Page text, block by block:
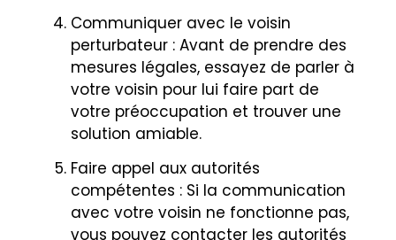
Communiquer avec le voisin
perturbateur : Avant de prendre des
mesures légales, essayez de parler à
votre voisin pour lui faire part de
votre préoccupation et trouver une
solution amiable.
Faire appel aux autorités
compétentes : Si la communication
avec votre voisin ne fonctionne pas,
vous pouvez contacter les autorités